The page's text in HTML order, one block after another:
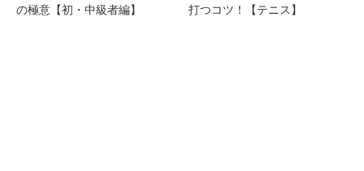
の極意【初・中級者編】
打つコツ！【テニス】